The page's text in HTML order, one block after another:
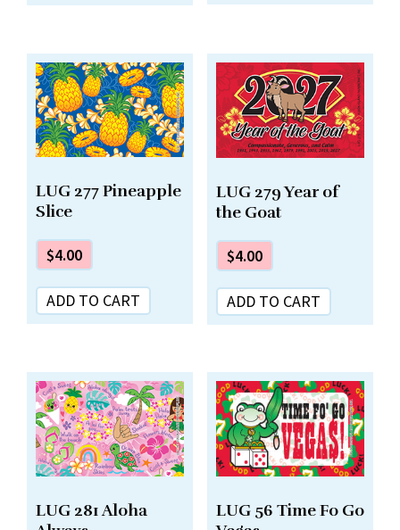
LUG 277 Pineapple
Slice
$4.00
ADD TO CART
LUG 279 Year of
the Goat
$4.00
ADD TO CART
LUG 281 Aloha
LUG 56 Time Fo Go